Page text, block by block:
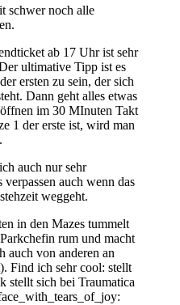
schwer noch alle
ab 17 Uhr ist sehr
ultimative Tipp ist es
ersten zu sein, der sich
Dann geht alles etwas
im 30 MInuten Takt
1 der erste ist, wird man
auch nur sehr
auch wenn das
weggeht.
in den Mazes tummelt
rum und macht
auch von anderen an
Find ich sehr cool: stellt
stellt sich bei Traumatica